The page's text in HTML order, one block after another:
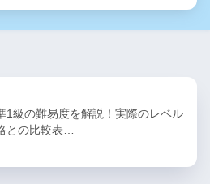
1級の難易度を解説！実際のレベル
との比較表…